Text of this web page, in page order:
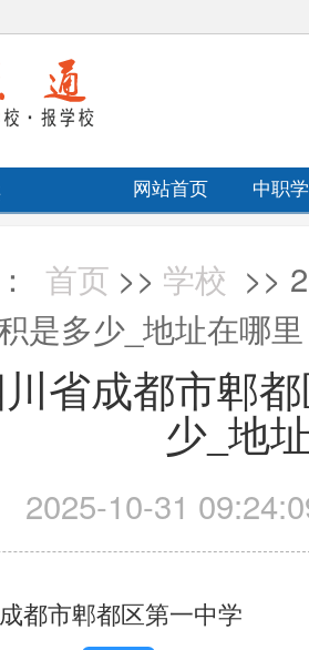
网站首页 中职
首页 >> 学校 >>
是多少_地址在哪里
川省成都市郫
少_地
2025-10-31
成都市郫都区第一中学